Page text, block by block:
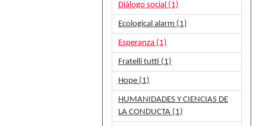
Diálogo social (1)
Ecological alarm (1)
Esperanza (1)
Fratelli tutti (1)
Hope (1)
HUMANIDADES Y CIENCIAS DE
LA CONDUCTA (1)